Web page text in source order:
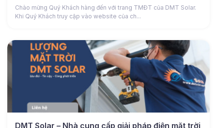
Chào mừng Quý Khách hàng đến với trang TMĐT của DMT Solar.
Khi Quý Khách truy cập vào website của ch...
DMT Solar – Nhà cung cấp giải pháp điện mặt trời